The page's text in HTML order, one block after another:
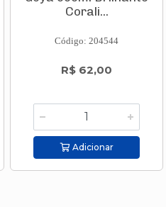
Corali...
Código: 204544
R$ 62,00
Adicionar